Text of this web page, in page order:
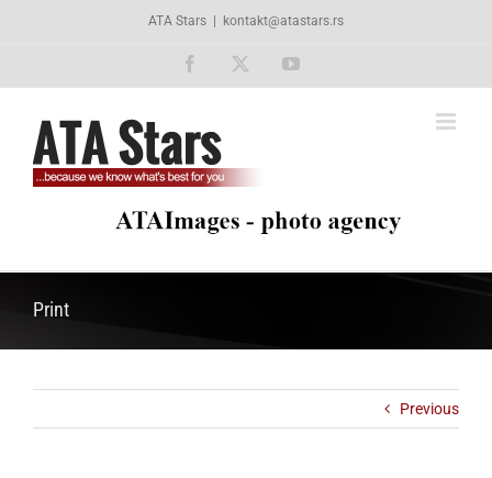
ATA Stars kontakt@atastars.rs
Facebook YouTube
Print
Previous